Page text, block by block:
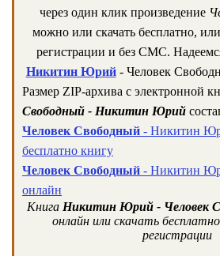
через один клик произведение
можно или скачать бесплатно,
регистрации и без СМС.
Никитин Юрий- Человек
Размер ZIP-архива c электронной
Свободный - Никитин Юрий
Человек Свободный - Никитин
бесплатно книгу
Человек Свободный - Никитин
онлайн
Книга Никитин Юрий - Человек
онлайн или скачать
регистрации